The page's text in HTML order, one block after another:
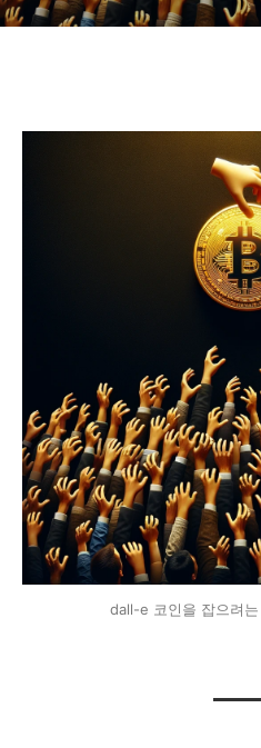
dall-e 코인을 잡으려